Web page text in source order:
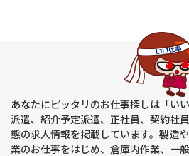
(７)保有個人データの開示等および問
ご本人からの求めにより、当社が保
する開示、利用目的の通知、内容の
用停止、消去および第三者提供の停
応じます。開示等に応ずる窓口は、
扱いに関する苦情、相談等のお問い合
さい。
(８)本人が容易に認識できない方法に
あなたにピッタリのお仕事探しは「い
派遣、紹介予定派遣、正社員、契約社
態の求人情報を掲載しています。製造
業のお仕事をはじめ、倉庫内作業、一